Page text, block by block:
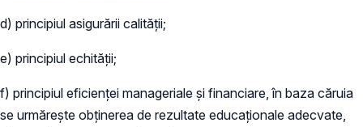
d) principiul asigurării calităţii;
e) principiul echităţii;
f) principiul eficienţei manageriale şi financiare, în baza căruia
se urmăreşte obţinerea de rezultate educaţionale adecvate,